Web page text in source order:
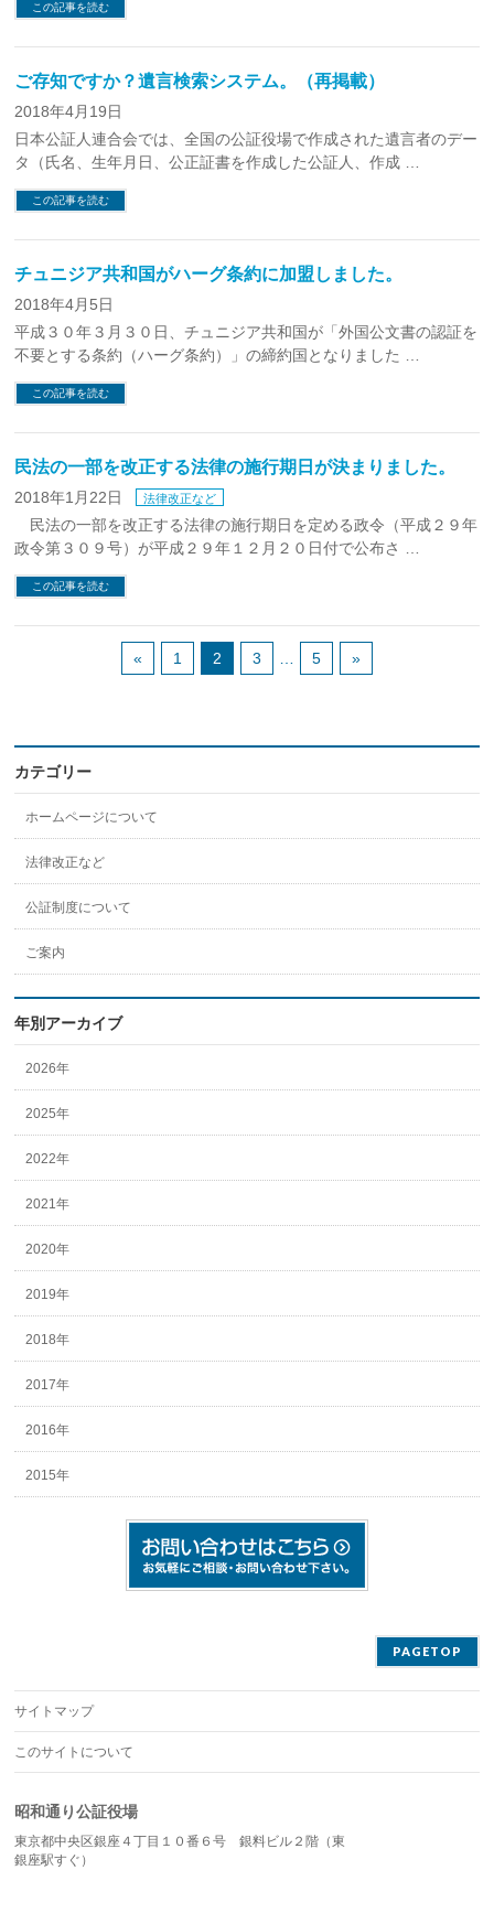
この記事を読む
ご存知ですか？遺言検索システム。（再掲載）
2018年4月19日
日本公証人連合会では、全国の公証役場で作成された遺言者のデー
タ（氏名、生年月日、公正証書を作成した公証人、作成 …
この記事を読む
チュニジア共和国がハーグ条約に加盟しました。
2018年4月5日
平成３０年３月３０日、チュニジア共和国が「外国公文書の認証を
不要とする条約（ハーグ条約）」の締約国となりました …
この記事を読む
民法の一部を改正する法律の施行期日が決まりました。
2018年1月22日 法律改正など
民法の一部を改正する法律の施行期日を定める政令（平成２９年
政令第３０９号）が平成２９年１２月２０日付で公布さ …
この記事を読む
« 1 2 3 5 »
カテゴリー
ホームページについて
法律改正など
公証制度について
ご案内
年別アーカイブ
2026年
2025年
2022年
2021年
2020年
2019年
2018年
2017年
2016年
2015年
PAGETOP
サイトマップ
このサイトについて
昭和通り公証役場
東京都中央区銀座４丁目１０番６号 銀料ビル２階（東
銀座駅すぐ）